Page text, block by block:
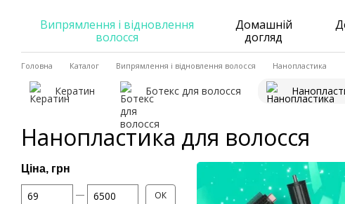
Випрямлення і відновлення
волосся
Домашній
догляд
Головна Каталог Випрямлення і відновлення волосся Нанопластика
Кератин Ботекс для волосся
Нанопластика для волосся
Ціна, грн
Від Ціна, грн
До Ціна, грн ОК